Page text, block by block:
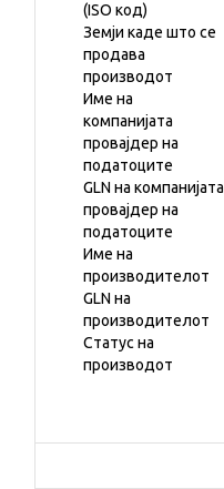
(ISO код)
Земји каде што се
продава
производот
Име на
компанијата
провајдер на
податоците
GLN на компанијата
провајдер на
податоците
Име на
производителот
GLN на
производителот
Статус на
производот